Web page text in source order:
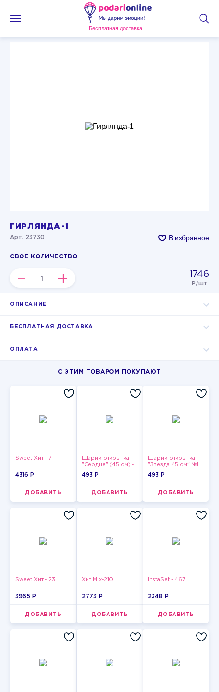
Бесплатная доставка
ГИРЛЯНДА-1
Арт. 23730 В избранное
СВОЕ КОЛИЧЕСТВО
– + 1746
Р/шт
ОПИСАНИЕ
БЕСПЛАТНАЯ ДОСТАВКА
ОПЛАТА
С ЭТИМ ТОВАРОМ ПОКУПАЮТ
Sweet Хит - 7
4316 P
ДОБАВИТЬ
Шарик-открытка
"Сердце" (45 см) -
2
493 P
ДОБАВИТЬ
Шарик-открытка
"Звезда 45 см" №1
493 P
ДОБАВИТЬ
Sweet Хит - 23
3965 P
ДОБАВИТЬ
Хит Mix-210
2773 P
ДОБАВИТЬ
InstaSet - 467
2348 P
ДОБАВИТЬ